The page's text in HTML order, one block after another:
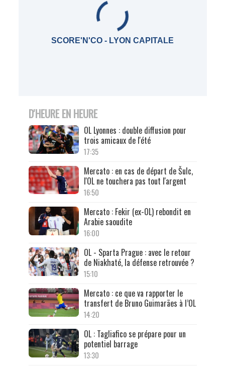
SCORE'N'CO - LYON CAPITALE
D'HEURE EN HEURE
OL Lyonnes : double diffusion pour
trois amicaux de l'été
17:35
Mercato : en cas de départ de Šulc,
l'OL ne touchera pas tout l'argent
16:50
Mercato : Fekir (ex-OL) rebondit en
Arabie saoudite
16:00
OL - Sparta Prague : avec le retour
de Niakhaté, la défense retrouvée ?
15:10
Mercato : ce que va rapporter le
transfert de Bruno Guimarães à l’OL
14:20
OL : Tagliafico se prépare pour un
potentiel barrage
13:30